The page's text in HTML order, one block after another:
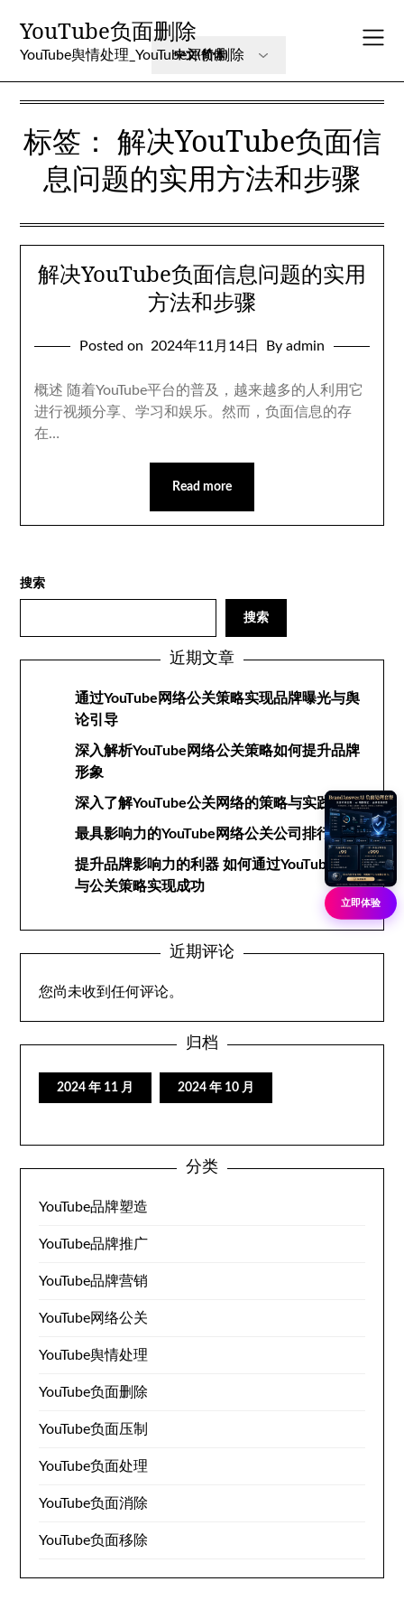
content
YouTube负面删除
YouTube舆情处理_YouTube评价删除
标签： 解决YouTube负面信
息问题的实用方法和步骤
解决YouTube负面信息问题的实用
方法和步骤
Posted on 2024年11月14日 By admin
概述 随着YouTube平台的普及，越来越多的人利用它
进行视频分享、学习和娱乐。然而，负面信息的存
在…
Read more
搜索
搜索
近期文章
通过YouTube网络公关策略实现品牌曝光与舆
论引导
深入解析YouTube网络公关策略如何提升品牌
形象
深入了解YouTube公关网络的策略与实践
最具影响力的YouTube网络公关公司排行榜
提升品牌影响力的利器 如何通过YouTube网络
与公关策略实现成功
近期评论
您尚未收到任何评论。
归档
2024 年 11 月 2024 年 10 月
分类
YouTube品牌塑造
YouTube品牌推广
YouTube品牌营销
YouTube网络公关
YouTube舆情处理
YouTube负面删除
YouTube负面压制
YouTube负面处理
YouTube负面消除
YouTube负面移除
立即体验